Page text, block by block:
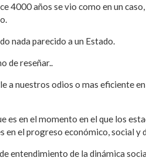
4000 años se vio como en un
nada parecido a un Estado.
de reseñar..
a nuestros odios o mas eficiente
en el momento en el que los
en el progreso económico, social y
entendimiento de la dinámica